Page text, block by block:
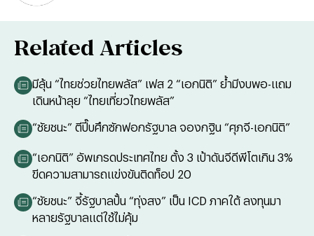
Related Articles
มีลุ้น “ไทยช่วยไทยพลัส” เฟส 2 “เอกนิติ” ย้ำมีงบพอ-แถม
เดินหน้าลุย “ไทยเที่ยวไทยพลัส”
“ชัยชนะ” ตีปี๊บศึกซักฟอกรัฐบาล จองกฐิน “ศุภจี-เอกนิติ”
“เอกนิติ” อัพเกรดประเทศไทย ตั้ง 3 เป้าดันจีดีพีโตเกิน 3%
ขีดความสามารถแข่งขันติดท็อป 20
“ชัยชนะ” จี้รัฐบาลปั้น “ทุ่งสง” เป็น ICD ภาคใต้ ลงทุนมา
หลายรัฐบาลแต่ใช้ไม่คุ้ม